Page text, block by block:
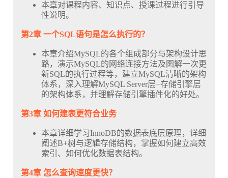
本章对课程内容、知识点、授课过程进行引导
性说明。
第2章 一个SQL语句是怎么执行的？
本章介绍MySQL的各个组成部分与架构设计思
路，演示MySQL的网络连接方法及图解一次更
新SQL的执行过程等，建立MySQL清晰的架构
体系，深入理解MySQL Server层+存储引擎层
的架构体系，并理解存储引擎插件化的好处。
第3章 如何建表更符合业务
本章详细学习InnoDB的数据表底层原理，详细
阐述B+树与逻辑存储结构，掌握如何建立高效
索引、如何优化数据表结构。
第4章 怎么查询速度更快？